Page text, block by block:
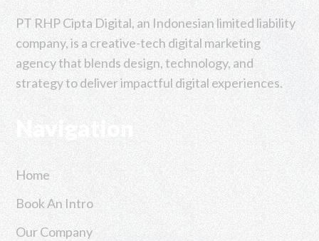
PT RHP Cipta Digital, an Indonesian limited liability
company, is a creative-tech digital marketing
agency that blends design, technology, and
strategy to deliver impactful digital experiences.
Home
Book An Intro
Our Company